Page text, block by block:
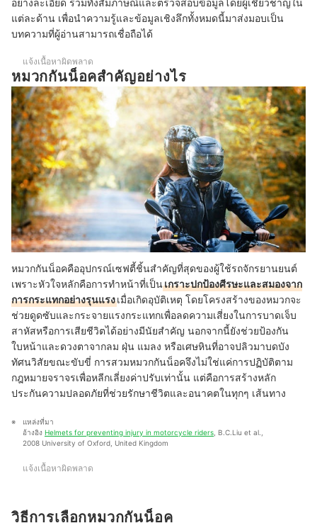
10 หมวกกันน็อค ยี่ห้อไหนดี แบบเต็มใบ ครึ่งใบ เปิดคาง
ควรดูแลรักษาหมวกกันน็อคอย่างไร
หมวกกันน็อคต้องเปลี่ยนใหม่เมื่อไร
การใส่หมวกกันน็อคหลวมเกินไปมีผลต่อความปลอดภัยหรือไม่
หมวกกันน็อคที่โดนแดดบ่อย ๆ เสื่อมสภาพเร็วหรือไม่
แต่ละด้าน เพื่อนำความรู้และข้อมูลเชิงลึกทั้งหมดนี้มาส่งมอบเป็น
บทความที่ผู้อ่านสามารถเชื่อถือได้
แจ้งเนื้อหาผิดพลาด
หมวกกันน็อคสำคัญอย่างไร
หมวกกันน็อคคืออุปกรณ์เซฟตี้ชิ้นสำคัญที่สุดของผู้ใช้รถจักรยานยนต์
เพราะหัวใจหลักคือการทำหน้าที่เป็นเกราะปกป้องศีรษะและสมองจาก
การกระแทกอย่างรุนแรงเมื่อเกิดอุบัติเหตุ โดยโครงสร้างของหมวกจะ
ช่วยดูดซับและกระจายแรงกระแทกเพื่อลดความเสี่ยงในการบาดเจ็บ
สาหัสหรือการเสียชีวิตได้อย่างมีนัยสำคัญ นอกจากนี้ยังช่วยป้องกัน
ใบหน้าและดวงตาจากลม ฝุ่น แมลง หรือเศษหินที่อาจปลิวมาบดบัง
ทัศนวิสัยขณะขับขี่ การสวมหมวกกันน็อคจึงไม่ใช่แค่การปฏิบัติตาม
กฎหมายจราจรเพื่อหลีกเลี่ยงค่าปรับเท่านั้น แต่คือการสร้างหลัก
ประกันความปลอดภัยที่ช่วยรักษาชีวิตและอนาคตในทุกๆ เส้นทาง
แหล่งที่มา
อ้างอิง Helmets for preventing injury in motorcycle riders , B.C.Liu et al.,
2008 University of Oxford, United Kingdom
แจ้งเนื้อหาผิดพลาด
วิธีการเลือกหมวกกันน็อค